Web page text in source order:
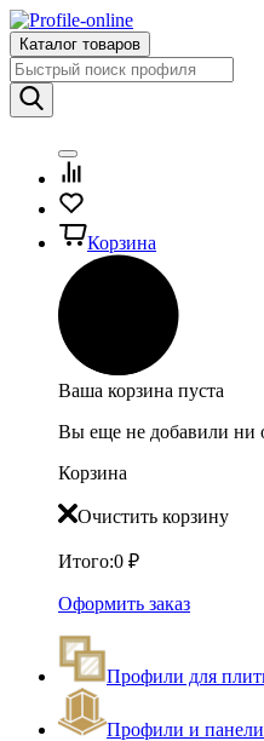
Каталог товаров
Корзина
Ваша корзина пуста
Вы еще не добавили ни
Корзина
Очистить корзину
Итого:0 ₽
Оформить заказ
Профили для
Профили и панели